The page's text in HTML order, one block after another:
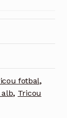
fotbal,
, Tricou